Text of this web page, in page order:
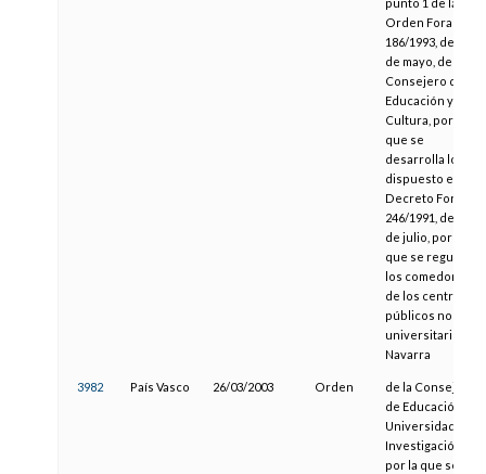
punto 1 de la
Orden Foral
186/1993, de 11
de mayo, del
Consejero de
Educación y
Cultura, por la
que se
desarrolla lo
dispuesto en el
Decreto Foral
246/1991, de 24
de julio, por el
que se regulan
los comedores
de los centros
públicos no
universitarios de
Navarra
3982 País Vasco 26/03/2003 Orden
de la Consejera
de Educación,
Universidades e
Investigación,
por la que se